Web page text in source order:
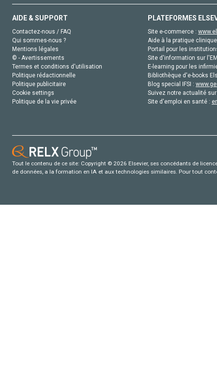
AIDE & SUPPORT
Contactez-nous / FAQ
Qui sommes-nous ?
Mentions légales
© - Avertissements
Termes et conditions d'utilisation
Politique rédactionnelle
Politique publicitaire
Cookie settings
Politique de la vie privée
PLATEFORMES
Site e-commerce :
Aide à la pratique
Portail pour les
Site d'information sur
E-learning pour les
Bibliothèque d'e-books
Blog special IFSI :
Suivez notre actualité
Site d'emploi en santé :
Tout le contenu de ce site: Copyright © 2026 Elsevier, ses concédants de
de données, a la formation en IA et aux technologies similaires. Pour tout